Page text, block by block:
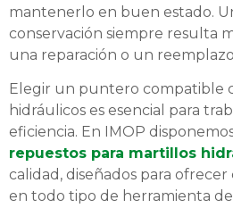
mantenerlo en buen estado.
conservación siempre resulta
una reparación o un
Elegir un puntero compatible
hidráulicos es esencial para
eficiencia. En IMOP
repuestos para martillos
calidad, diseñados para
en todo tipo de herramienta